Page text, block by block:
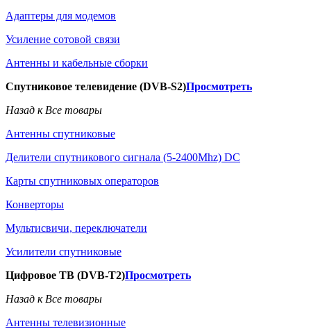
Адаптеры для модемов
Усиление сотовой связи
Антенны и кабельные сборки
Спутниковое телевидение (DVB-S2)Просмотреть
Назад к Все товары
Антенны спутниковые
Делители спутникового сигнала (5-2400Mhz) DC
Карты спутниковых операторов
Конверторы
Мультисвичи, переключатели
Усилители спутниковые
Цифровое ТВ (DVB-T2)Просмотреть
Назад к Все товары
Антенны телевизионные